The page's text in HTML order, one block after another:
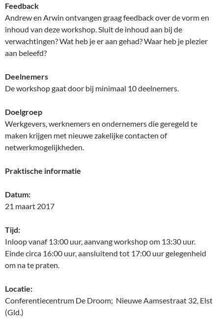
Feedback
Andrew en Arwin ontvangen graag feedback over de vorm en
inhoud van deze workshop. Sluit de inhoud aan bij de
verwachtingen? Wat heb je er aan gehad? Waar heb je plezier
aan beleefd?
Deelnemers
De workshop gaat door bij minimaal 10 deelnemers.
Doelgroep
Werkgevers, werknemers en ondernemers die geregeld te
maken krijgen met nieuwe zakelijke contacten of
netwerkmogelijkheden.
Praktische informatie
Datum:
21 maart 2017
Tijd:
Inloop vanaf 13:00 uur, aanvang workshop om 13:30 uur.
Einde circa 16:00 uur, aansluitend tot 17:00 uur gelegenheid
om na te praten.
Locatie:
Conferentiecentrum De Droom; Nieuwe Aamsestraat 32, Elst
(Gld.)